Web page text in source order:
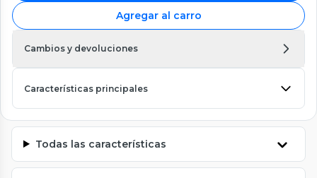
Agregar al carro
Cambios y devoluciones
Características principales
Todas las características